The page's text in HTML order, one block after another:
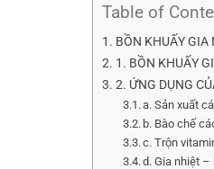
Table of
BỒN KHUẤY GIA
1. BỒN KHUẤY
2. ỨNG DỤNG
a. Sản xuất
b. Bào chế
c. Trộn
d. Gia nhiệt